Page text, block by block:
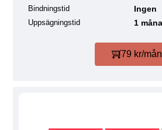
Bindningstid Ingen
Uppsägningstid 1
79 kr/mån